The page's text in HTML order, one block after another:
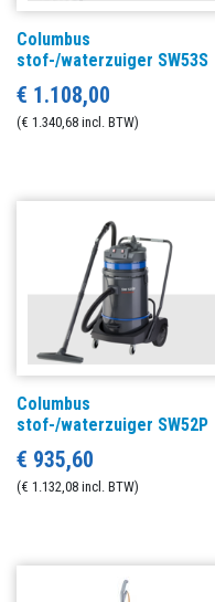
Columbus
stof-/waterzuiger SW53S
€ 1.108,00
(€ 1.340,68 incl. BTW)
Columbus
stof-/waterzuiger SW52P
€ 935,60
(€ 1.132,08 incl. BTW)